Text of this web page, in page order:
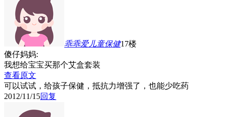
乖乖爱儿童保健17楼
傻仔妈妈:
我想给宝宝买那个艾盒套装
查看原文
可以试试，给孩子保健，抵抗力增强了，也能少吃药
2012/11/15回复